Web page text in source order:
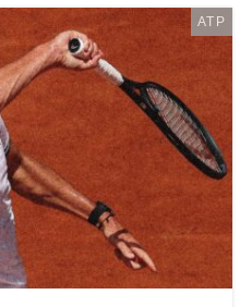
ATP